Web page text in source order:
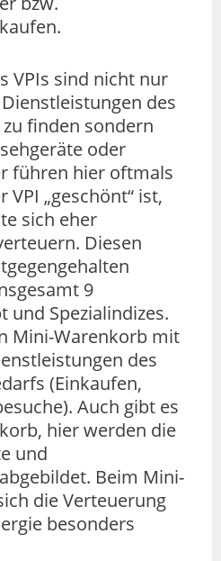
VPIs sind nicht nur
des
finden sondern
oder
führen hier oftmals
„geschönt“ ist,
sich eher
Diesen
9
und Spezialindizes.
Mini-Warenkorb mit
des
(Einkaufen,
Auch gibt es
hier werden die
und
Beim Mini-
die Verteuerung
besonders